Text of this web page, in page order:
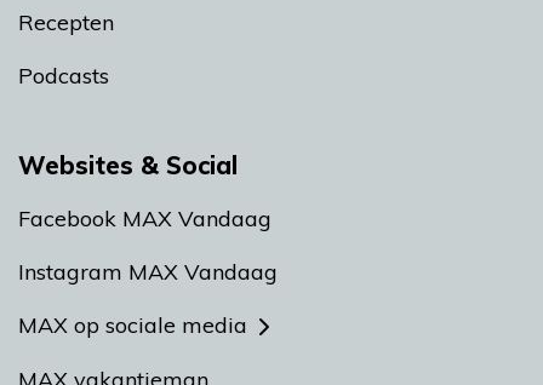
Recepten
Podcasts
Websites & Social
Facebook MAX Vandaag
Instagram MAX Vandaag
MAX op sociale media